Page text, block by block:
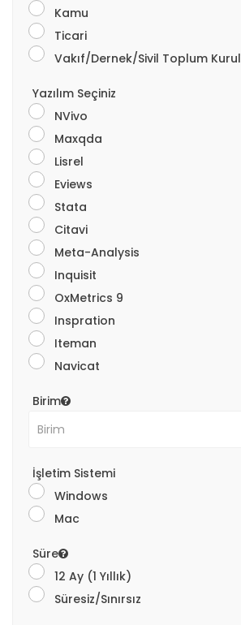
Kamu
Ticari
Vakıf/Dernek/Sivil Toplum
Yazılım Seçiniz
NVivo
Maxqda
Lisrel
Eviews
Stata
Citavi
Meta-Analysis
Inquisit
OxMetrics 9
Inspration
Iteman
Navicat
Birim
İşletim Sistemi
Windows
Mac
Süre
12 Ay (1 Yıllık)
Süresiz/Sınırsız